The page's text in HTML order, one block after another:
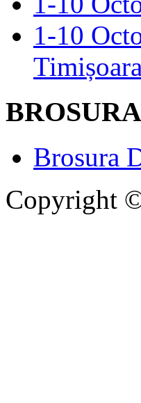
1-10
Timișoara
Brosura
Copyright